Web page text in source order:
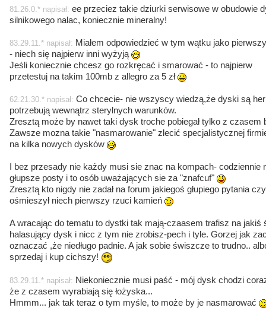
81.26.0.* napisał: ee przeciez takie dziurki serwisowe w obudowie
silnikowego nalac, koniecznie mineralny!
83.29.11.* napisał: Miałem odpowiedzieć w tym wątku jako
- niech się najpierw inni wyżyją
Jeśli koniecznie chcesz go rozkręcać i smarować - to najpierw
przetestuj na takim 100mb z allegro za 5 zł
62.21.30.* napisał: Co chcecie- nie wszyscy wiedzą,że dyski są
potrzebują wewnątrz sterylnych warunków.
Zresztą może by nawet taki dysk troche pobiegał tylko z czasem
Zawsze mozna takie "nasmarowanie" zlecić specjalistycznej
na kilka nowych dysków
I bez przesady nie każdy musi sie znac na kompach- codziennie
głupsze posty i to osób uważających sie za "znafcuf"
Zresztą kto nigdy nie zadał na forum jakiegoś głupiego pytania
ośmieszył niech pierwszy rzuci kamień
A wracając do tematu to dystki tak mają-czaasem trafisz na
halasujący dysk i nicc z tym nie zrobisz-pech i tyle. Gorzej jak
oznaczać ,że niedługo padnie. A jak sobie świszcze to trudno..
sprzedaj i kup cichszy!
83.29.11.* napisał: Niekoniecznie musi paść - mój dysk chodzi
że z czasem wyrabiają się łożyska...
Hmmm... jak tak teraz o tym myśle, to może by je nasmarować